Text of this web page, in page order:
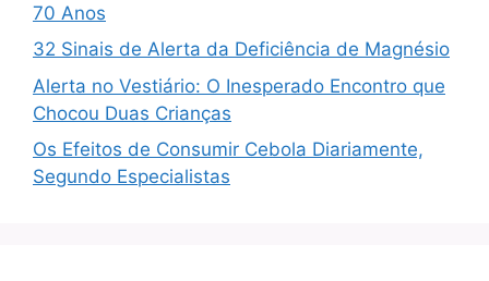
70 Anos
32 Sinais de Alerta da Deficiência de Magnésio
Alerta no Vestiário: O Inesperado Encontro que
Chocou Duas Crianças
Os Efeitos de Consumir Cebola Diariamente,
Segundo Especialistas